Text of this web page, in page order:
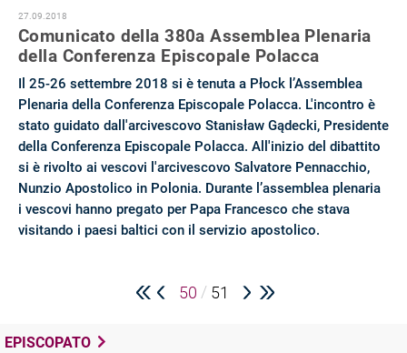
27.09.2018
Comunicato della 380a Assemblea Plenaria
della Conferenza Episcopale Polacca
Il 25-26 settembre 2018 si è tenuta a Płock l’Assemblea
Plenaria della Conferenza Episcopale Polacca. L'incontro è
stato guidato dall'arcivescovo Stanisław Gądecki, Presidente
della Conferenza Episcopale Polacca. All'inizio del dibattito
si è rivolto ai vescovi l'arcivescovo Salvatore Pennacchio,
Nunzio Apostolico in Polonia. Durante l’assemblea plenaria
i vescovi hanno pregato per Papa Francesco che stava
visitando i paesi baltici con il servizio apostolico.
50 / 51
EPISCOPATO